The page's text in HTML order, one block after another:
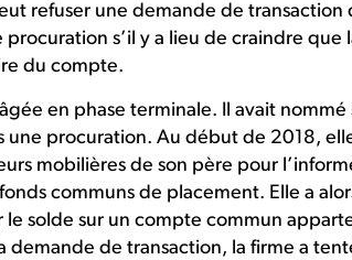
refuser une demande de transaction
procuration s’il y a lieu de craindre que
du compte.
en phase terminale. Il avait nommé
une procuration. Au début de 2018,
mobilières de son père pour
communs de placement. Elle a
le solde sur un compte commun
demande de transaction, la firme a